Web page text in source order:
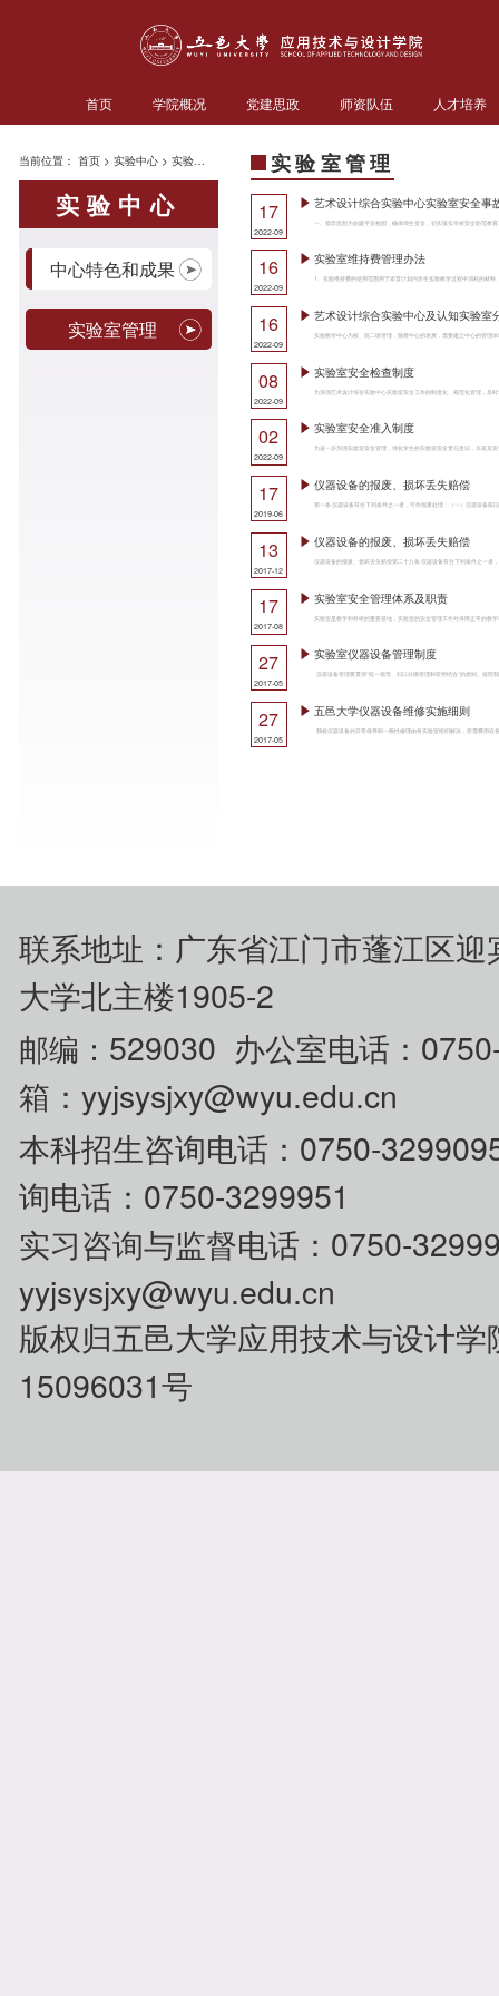
首页 学院概况 党建思政 师资队伍 人才培养
当前位置： 首页 >实验中心 >实验室管理
实验中心
中心特色和成果
实验室管理
实验室管理
17
2022-09
艺术设计综合实验中心实验室安全事
16
2022-09
实验室维持费管理办法
16
2022-09
艺术设计综合实验中心及认知实验室
08
2022-09
实验室安全检查制度
02
2022-09
实验室安全准入制度
17
2019-06
仪器设备的报废、损坏丢失赔偿
13
2017-12
仪器设备的报废、损坏丢失赔偿
17
2017-08
实验室安全管理体系及职责
27
2017-05
实验室仪器设备管理制度
27
2017-05
五邑大学仪器设备维修实施细则
联系地址：广东省江门市蓬江区迎
大学北主楼1905-2
邮编： 529030 办公室电话：
箱：yyjsysjxy@wyu.edu.cn
本科招生咨询电话： 0750-
询电话：0750-3299951
实习咨询与监督电话： 0750-
yyjsysjxy@wyu.edu.cn
版权归五邑大学应用技术与设计学
15096031号